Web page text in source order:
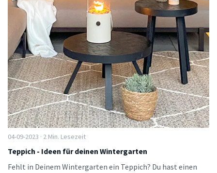
04-09-2023 · 2 Min. Lesezeit
Teppich - Ideen für deinen Wintergarten
Fehlt in Deinem Wintergarten ein Teppich? Du hast einen